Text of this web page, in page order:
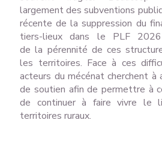
largement des subventions
récente de la suppression du
tiers-lieux dans le PLF
de la pérennité de ces
les territoires. Face à ces
acteurs du mécénat cherchent
de soutien afin de permettre à
de continuer à faire vivre le
territoires ruraux.